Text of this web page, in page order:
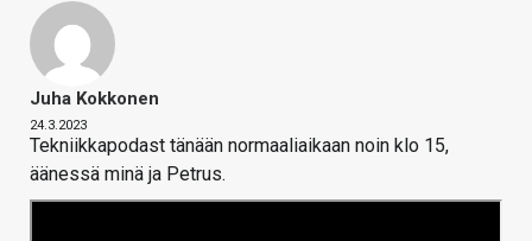
Juha Kokkonen
24.3.2023
Tekniikkapodast tänään normaaliaikaan noin klo 15,
äänessä minä ja Petrus.